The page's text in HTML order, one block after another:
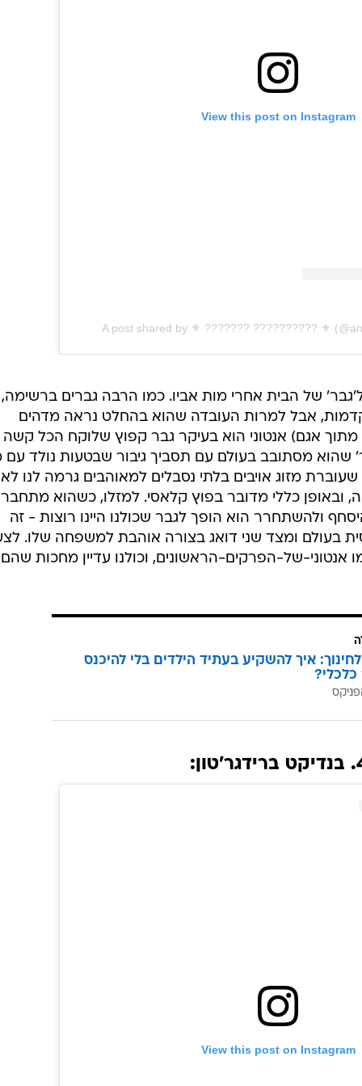
View this post on Instagram
A post shared by ⚜ ??????? ?????????? ⚜
של הבית אחרי מות אביו. כמו הרבה גברים
אבל למרות העובדה שהוא בהחלט נראה מדהים
אגם) אנטוני הוא בעיקר גבר קפוץ שלוקח הכל קשה
שהוא מסתובב בעולם עם תסביך גיבור שבטעות נולד
מזוג אויבים בלתי נסבלים למאוהבים גרמה לנו לא
ובאופן כללי מדובר בפוץ קלאסי. למזלו, כשהוא מתחבר
ולהשתחרר הוא הופך לגבר שכולנו היינו רוצות - זה
בעולם ומצד שני דואג בצורה אוהבת למשפחה שלו.
אנטוני-של-הפרקים-הראשונים, וכולנו עדיין מחכות שהם
איך להשקיע בעתיד הילדים בלי להיכנס
כלכלי?
View this post on Instagram